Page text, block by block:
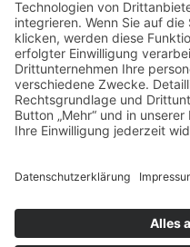
Name
E-Mail-Adresse
Nachricht